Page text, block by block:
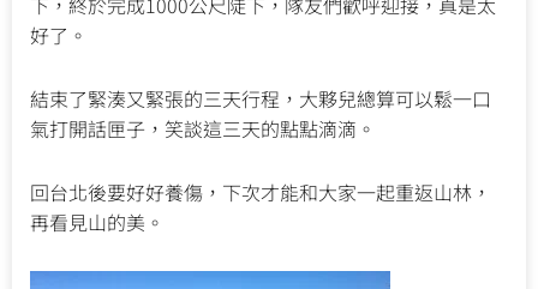
好了。
結束了緊湊又緊張的三天行程，大夥兒總算可以鬆一口
氣打開話匣子，笑談這三天的點點滴滴。
回台北後要好好養傷，下次才能和大家一起重返山林，
再看見山的美。